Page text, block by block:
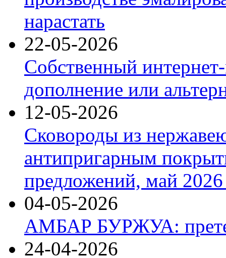
нарастать
22-05-2026
Собственный
дополнение или
12-05-2026
Сковороды из
антипригарным
предложений, май 2026
04-05-2026
АМБАР БУРЖУА:
24-04-2026